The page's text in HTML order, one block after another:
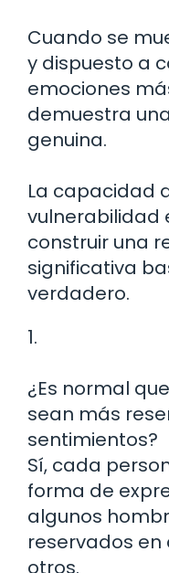
Cuando se
y dispuesto a
emociones
demuestra
genuina.
La capacidad
vulnerabilidad
construir una
significativa
verdadero.
1.
¿Es normal
sean más
sentimientos?
Sí, cada
forma de
algunos
reservados
otros.